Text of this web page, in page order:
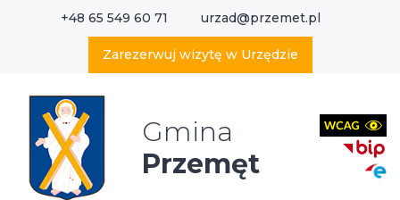
+48 65 549 60 71 urzad@przemet.pl
Zarezerwuj wizytę w Urzędzie
Gmina
Przemęt
Wyszukaj w serwisie